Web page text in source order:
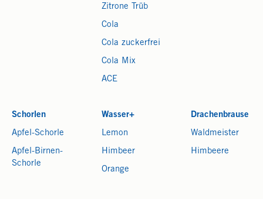
Zitrone Trüb
Cola
Cola zuckerfrei
Cola Mix
ACE
Schorlen
Apfel-Schorle
Apfel-Birnen-
Schorle
Wasser+
Lemon
Himbeer
Orange
Drachenbrause
Waldmeister
Himbeere